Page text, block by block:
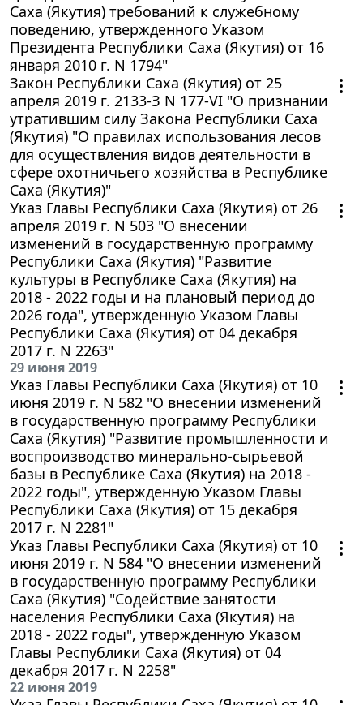
Саха (Якутия) требований к служебному
поведению, утвержденного Указом
Президента Республики Саха (Якутия) от 16
января 2010 г. N 1794"
Закон Республики Саха (Якутия) от 25
апреля 2019 г. 2133-З N 177-VI "О признании
утратившим силу Закона Республики Саха
(Якутия) "О правилах использования лесов
для осуществления видов деятельности в
сфере охотничьего хозяйства в Республике
Саха (Якутия)"
Указ Главы Республики Саха (Якутия) от 26
апреля 2019 г. N 503 "О внесении
изменений в государственную программу
Республики Саха (Якутия) "Развитие
культуры в Республике Саха (Якутия) на
2018 - 2022 годы и на плановый период до
2026 года", утвержденную Указом Главы
Республики Саха (Якутия) от 04 декабря
2017 г. N 2263"
29 июня 2019
Указ Главы Республики Саха (Якутия) от 10
июня 2019 г. N 582 "О внесении изменений
в государственную программу Республики
Саха (Якутия) "Развитие промышленности и
воспроизводство минерально-сырьевой
базы в Республике Саха (Якутия) на 2018 -
2022 годы", утвержденную Указом Главы
Республики Саха (Якутия) от 15 декабря
2017 г. N 2281"
Указ Главы Республики Саха (Якутия) от 10
июня 2019 г. N 584 "О внесении изменений
в государственную программу Республики
Саха (Якутия) "Содействие занятости
населения Республики Саха (Якутия) на
2018 - 2022 годы", утвержденную Указом
Главы Республики Саха (Якутия) от 04
декабря 2017 г. N 2258"
22 июня 2019